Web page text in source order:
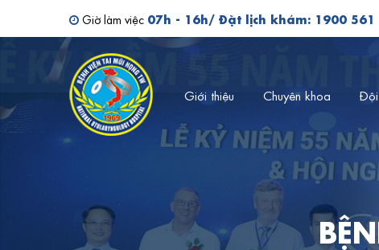
Giờ làm việc 07h - 16h/ Đặt lịch khám: 1900 561
Tìm kiếm bác sĩ
Giới thiệu Chuyên khoa Đội